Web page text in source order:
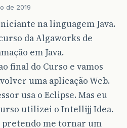
de 2019
na linguagem Java.
da Algaworks de
em Java.
final do Curso e vamos
uma aplicação Web.
usa o Eclipse. Mas eu
utilizei o Intellijj Idea.
pretendo me tornar um